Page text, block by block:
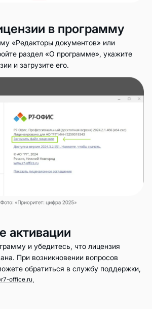
в программу
«Редакторы документов» или
раздел «О программе», укажите
и загрузите его.
активации
и убедитесь, что лицензия
При возникновении вопросов
обратиться в службу поддержки,
office.ru.